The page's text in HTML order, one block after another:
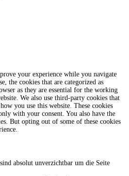
your experience while you navigate
the cookies that are categorized as
as they are essential for the working
We also use third-party cookies that
you use this website. These cookies
with your consent. You also have the
But opting out of some of these cookies
absolut unverzichtbar um die Seite